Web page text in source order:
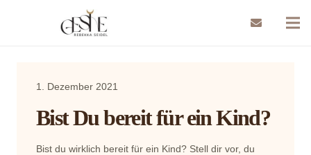
1. Dezember 2021
Bist Du bereit für ein Kind?
Bist du wirklich bereit für ein Kind? Stell dir vor, du